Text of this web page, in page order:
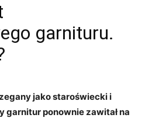
garnituru.
jako staroświecki i
ponownie zawitał na